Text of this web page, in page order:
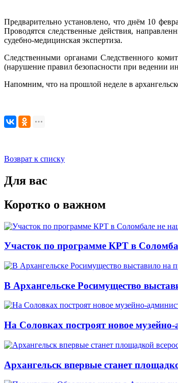
Предварительно установлено, что днём 10
Проводятся следственные действия,
судебно-медицинская экспертиза.
Следственными органами Следственного
(нарушение правил безопасности при ведении
Напомним, что на прошлой неделе в
Возврат к списку
Для вас
Коротко о важном
Участок по программе КРТ в
В Архангельске Росимущество
На Соловках построят новое музейно-
Архангельск впервые станет